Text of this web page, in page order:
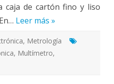
caja de cartón fino y liso
Leer más »
, Metrología
, Multímetro,